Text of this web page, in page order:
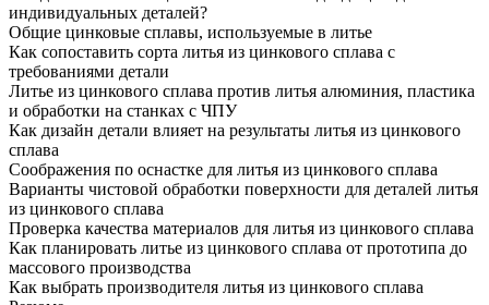
индивидуальных деталей?
Общие цинковые сплавы, используемые в литье
Как сопоставить сорта литья из цинкового сплава с
требованиями детали
Литье из цинкового сплава против литья алюминия, пластика
и обработки на станках с ЧПУ
Как дизайн детали влияет на результаты литья из цинкового
сплава
Соображения по оснастке для литья из цинкового сплава
Варианты чистовой обработки поверхности для деталей литья
из цинкового сплава
Проверка качества материалов для литья из цинкового сплава
Как планировать литье из цинкового сплава от прототипа до
массового производства
Как выбрать производителя литья из цинкового сплава